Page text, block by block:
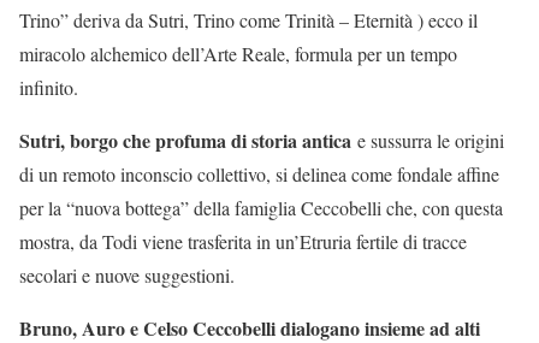
Trino” deriva da Sutri, Trino come Trinità – Eternità ) ecco il
miracolo alchemico dell’Arte Reale, formula per un tempo
infinito.
Sutri, borgo che profuma di storia antica e sussurra le origini
di un remoto inconscio collettivo, si delinea come fondale affine
per la “nuova bottega” della famiglia Ceccobelli che, con questa
mostra, da Todi viene trasferita in un’Etruria fertile di tracce
secolari e nuove suggestioni.
Bruno, Auro e Celso Ceccobelli dialogano insieme ad alti